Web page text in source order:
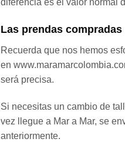
Las prendas
Recuerda que nos hemos
en
será precisa.
Si necesitas un cambio de
vez llegue a Mar a Mar, se
anteriormente.